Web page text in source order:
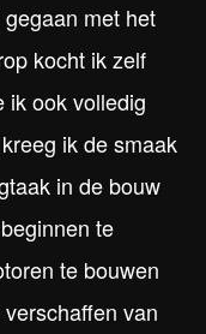
met het
kocht ik zelf
ik ook volledig
ik de smaak
in de bouw
te
te bouwen
van